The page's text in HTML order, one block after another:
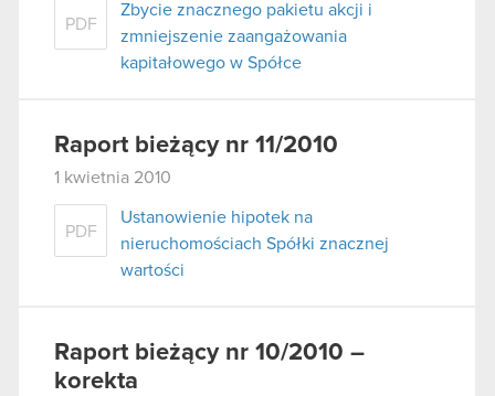
PDF
Zbycie znacznego pakietu akcji i
zmniejszenie zaangażowania
kapitałowego w Spółce
Raport bieżący nr 11/2010
1 kwietnia 2010
PDF
Ustanowienie hipotek na
nieruchomościach Spółki znacznej
wartości
Raport bieżący nr 10/2010 –
korekta